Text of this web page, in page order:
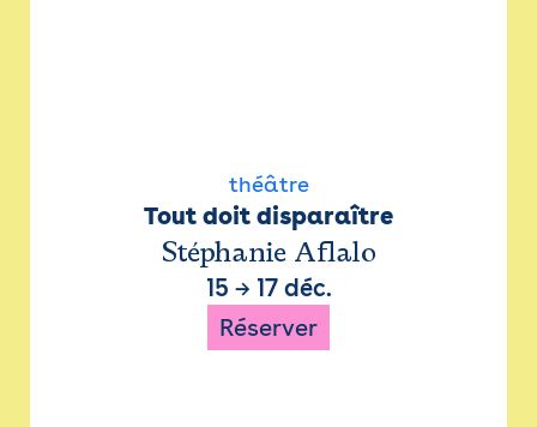
théâtre
Tout doit disparaître
Stéphanie Aflalo
15 → 17 déc.
Réserver